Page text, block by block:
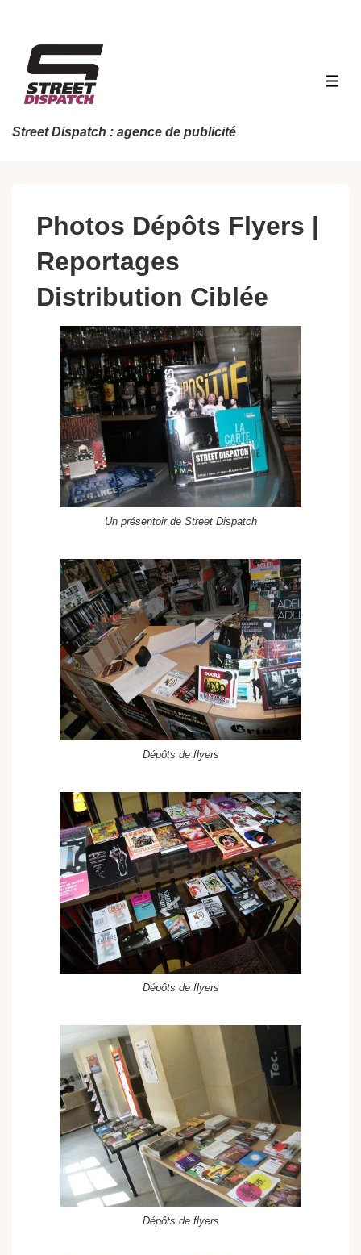
contenu
principal
Street Dispatch : agence de publicité
Photos Dépôts Flyers |
Reportages
Distribution Ciblée
Un présentoir de Street Dispatch
Dépôts de flyers
Dépôts de flyers
Dépôts de flyers